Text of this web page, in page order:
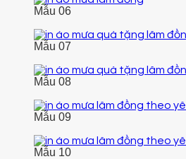
Mẫu 06
Mẫu 07
Mẫu 08
Mẫu 09
Mẫu 10